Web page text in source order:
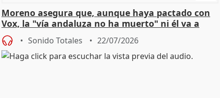
Moreno asegura que, aunque haya pactado con
Vox, la "vía andaluza no ha muerto" ni él va a
"cambiar"
Sonido Totales 22/07/2026